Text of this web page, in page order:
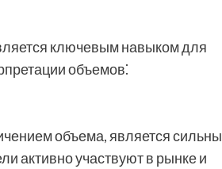
ключевым навыком для
объемов⁚
объема, является
активно участвуют в рынке и